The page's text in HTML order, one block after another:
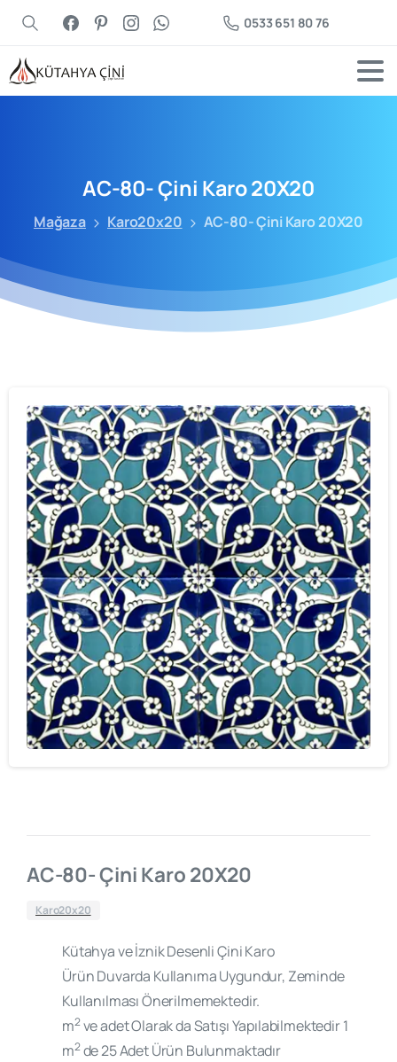
0533 651 80 76
AC-80-Çini Karo20X20
Mağaza Karo20x20 AC-80- Çini Karo 20X20
AC-80- Çini Karo 20X20
Karo20x20
Kütahya ve İznik Desenli Çini Karo
Ürün Duvarda Kullanıma Uygundur, Zeminde
Kullanılması Önerilmemektedir.
m2ve adet Olarak da Satışı Yapılabilmektedir 1
m2de 25 Adet Ürün Bulunmaktadır